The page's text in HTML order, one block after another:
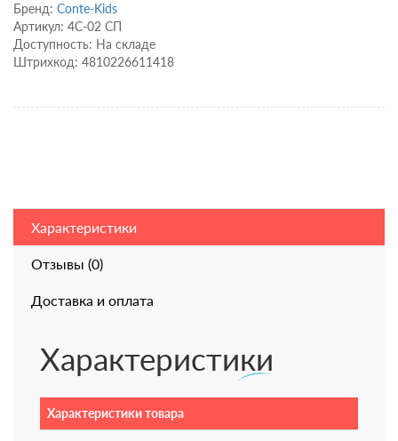
Бренд: Conte-Kids
Артикул: 4С-02 СП
Доступность: На складе
Штрихкод: 4810226611418
Характеристики
Отзывы (0)
Доставка и оплата
Характеристики
Характеристики товара